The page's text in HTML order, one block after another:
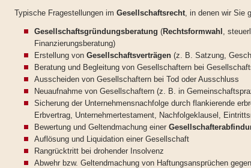
Typische Fragestellungen im Gesellschaftsrecht, in denen wir Sie
Gesellschaftsgründungsberatung (Rechtsformwahl
,
Finanzierungsberatung)
Erstellung vonGesellschaftsverträgen (z. B. Satzung,
Beratung und Begleitung von Gesellschaftern bei
Ausscheiden von Gesellschaftern bei Tod oder Ausschluss
Neuaufnahme von Gesellschaftern (z. B. in
Sicherung der Unternehmensnachfolge durch flankierende
Erbvertrag, Unternehmertestament, Nachfolgeklausel,
Bewertung und Geltendmachung einer
Auflösung und Liquidation einer Gesellschaft
Rangrücktritt bei drohender Insolvenz
Abwehr bzw. Geltendmachung von Haftungsansprüchen